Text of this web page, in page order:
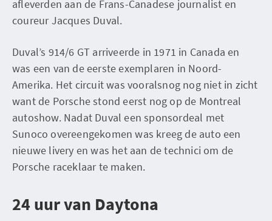
afleverden aan de Frans-Canadese journalist en
coureur Jacques Duval.
Duval’s 914/6 GT arriveerde in 1971 in Canada en
was een van de eerste exemplaren in Noord-
Amerika. Het circuit was vooralsnog nog niet in zicht
want de Porsche stond eerst nog op de Montreal
autoshow. Nadat Duval een sponsordeal met
Sunoco overeengekomen was kreeg de auto een
nieuwe livery en was het aan de technici om de
Porsche raceklaar te maken.
24 uur van Daytona